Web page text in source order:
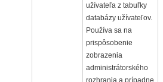
užívateľa z tabuľky
databázy užívateľov.
Používa sa na
prispôsobenie
zobrazenia
administrátorského
rozhrania a prípadne